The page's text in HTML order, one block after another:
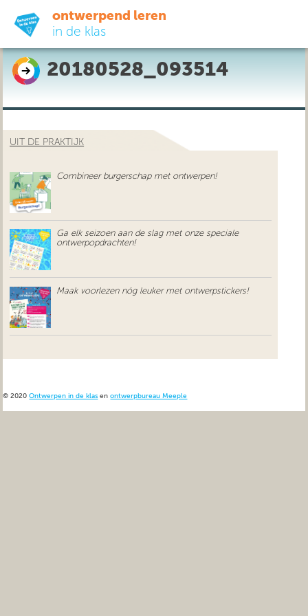
ontwerpend leren
in de klas
ready-to-go
do-it-yourself
uit de praktijk
over ons
20180528_093514
UIT DE PRAKTIJK
Combineer burgerschap met ontwerpen!
Ga elk seizoen aan de slag met onze speciale
ontwerpopdrachten!
Maak voorlezen nóg leuker met ontwerpstickers!
© 2020Ontwerpen in de klas enontwerpbureau Meeple